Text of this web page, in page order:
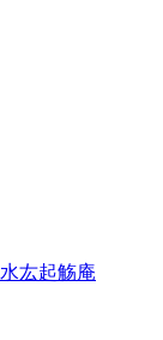
水厷起觞庵